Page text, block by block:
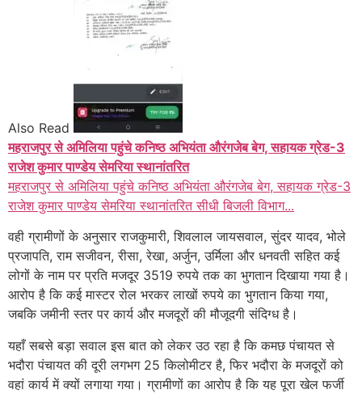
Also Read
महराजपुर से अमिलिया पहुंचे कनिष्ठ अभियंता औरंगजेब बेग, सहायक ग्रेड-3
राजेश कुमार पाण्डेय सेमरिया स्थानांतरित
महराजपुर से अमिलिया पहुंचे कनिष्ठ अभियंता औरंगजेब बेग, सहायक ग्रेड-3
राजेश कुमार पाण्डेय सेमरिया स्थानांतरित सीधी बिजली विभाग...
वही ग्रामीणों के अनुसार राजकुमारी, शिवलाल जायसवाल, सुंदर यादव, भोले
प्रजापति, राम सजीवन, रीसा, रेखा, अर्जुन, उर्मिला और धनवती सहित कई
लोगों के नाम पर प्रति मजदूर 3519 रुपये तक का भुगतान दिखाया गया है।
आरोप है कि कई मास्टर रोल भरकर लाखों रुपये का भुगतान किया गया,
जबकि जमीनी स्तर पर कार्य और मजदूरों की मौजूदगी संदिग्ध है।
यहाँ सबसे बड़ा सवाल इस बात को लेकर उठ रहा है कि कमछ पंचायत से
भदौरा पंचायत की दूरी लगभग 25 किलोमीटर है, फिर भदौरा के मजदूरों को
वहां कार्य में क्यों लगाया गया। ग्रामीणों का आरोप है कि यह पूरा खेल फर्जी